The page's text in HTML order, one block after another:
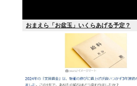
おまえら「お盆玉」いくらあげる予定？